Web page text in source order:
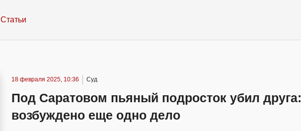
Статьи
18 февраля 2025, 10:36 Суд
Под Саратовом пьяный подросток убил друга:
возбуждено еще одно дело